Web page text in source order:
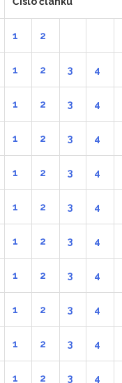
1 2
1 2 3 4
1 2 3 4
1 2 3 4
1 2 3 4
1 2 3 4
1 2 3 4
1 2 3 4
1 2 3 4
1 2 3 4
1 2 3 4